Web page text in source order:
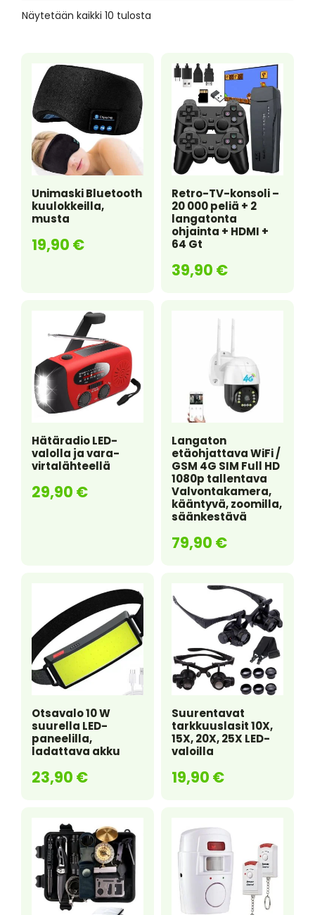
Näytetään kaikki 10 tulosta
Unimaski Bluetooth
kuulokkeilla,
musta
19,90 €
Retro-TV-konsoli –
20 000 peliä + 2
langatonta
ohjainta + HDMI +
64 Gt
39,90 €
Hätäradio LED-
valolla ja vara-
virtalähteellä
29,90 €
Langaton
etäohjattava WiFi /
GSM 4G SIM Full HD
1080p tallentava
Valvontakamera,
kääntyvä, zoomilla,
säänkestävä
79,90 €
Otsavalo 10 W
suurella LED-
paneelilla,
ladattava akku
23,90 €
Suurentavat
tarkkuuslasit 10X,
15X, 20X, 25X LED-
valoilla
19,90 €